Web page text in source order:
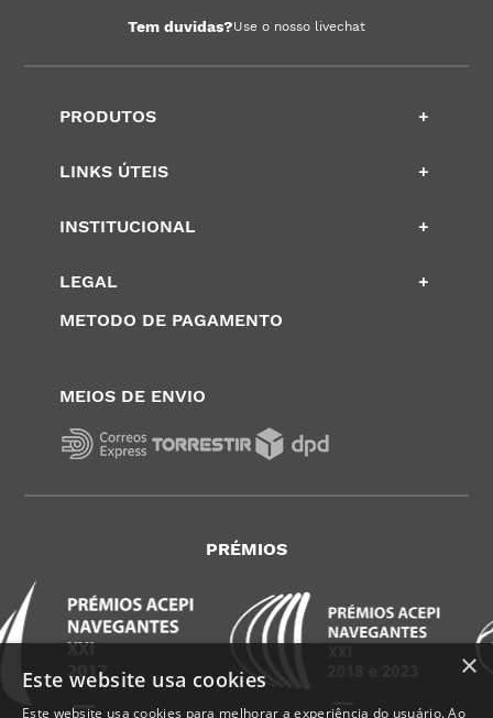
Tem duvidas?Use o nosso livechat
PRODUTOS +
LINKS ÚTEIS +
INSTITUCIONAL +
LEGAL
+
METODO DE PAGAMENTO
MEIOS DE ENVIO
PRÉMIOS
×
Este website usa cookies
Este website usa cookies para melhorar a experiência do usuário. Ao